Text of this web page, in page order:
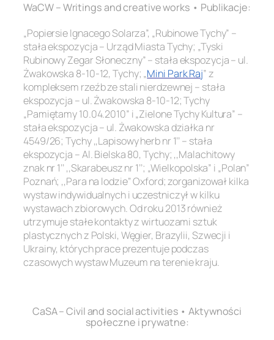
WaCW – Writings and creative works • Publikacje:
„Popiersie Ignacego Solarza”, „Rubinowe Tychy” –
stała ekspozycja – Urząd Miasta Tychy; „Tyski
Rubinowy Zegar Słoneczny” – stała ekspozycja – ul.
Żwakowska 8-10-12, Tychy; „Mini Park Raj” z
kompleksem rzeźb ze stali nierdzewnej – stała
ekspozycja – ul. Żwakowska 8-10-12; Tychy
„Pamiętamy 10.04.2010” i „Zielone Tychy Kultura” –
stała ekspozycja – ul. Żwakowska działka nr
4549/26; Tychy ,,Lapisowy herb nr 1’’ – stała
ekspozycja – Al. Bielska 80, Tychy; ,,Malachitowy
znak nr 1’’ ,,Skarabeusz nr 1’’; „Wielkopolska” i „Polan”
Poznań; ,,Para na lodzie’’ Oxford; zorganizował kilka
wystaw indywidualnych i uczestniczył w kilku
wystawach zbiorowych. Od roku 2013 również
utrzymuje stałe kontakty z wirtuozami sztuk
plastycznych z Polski, Węgier, Brazylii, Szwecji i
Ukrainy, których prace prezentuje podczas
czasowych wystaw Muzeum na terenie kraju.
CaSA – Civil and social activities • Aktywności
społeczne i prywatne: